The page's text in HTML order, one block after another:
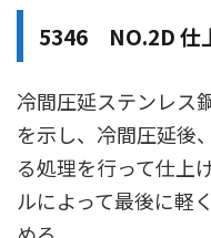
5346 NO.2D 仕
冷間圧延ステンレス
を示し、冷間圧延後
る処理を行って仕上
ルによって最後に軽